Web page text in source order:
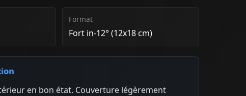
Format
Fort in-12° (12x18 cm)
en bon état. Couverture légèrement